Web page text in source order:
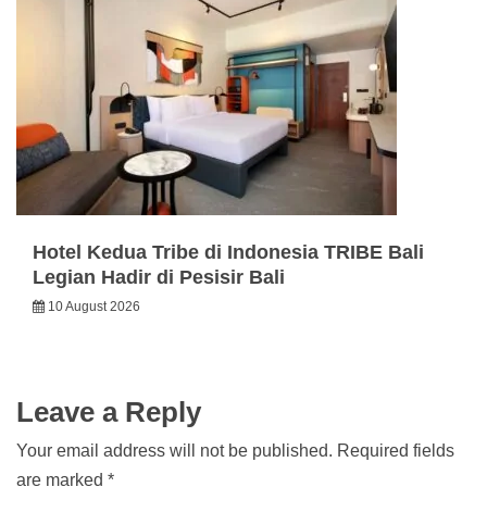
Hotel Kedua Tribe di Indonesia TRIBE Bali
Legian Hadir di Pesisir Bali
10 August 2026
Leave a Reply
Your email address will not be published. Required fields
are marked *